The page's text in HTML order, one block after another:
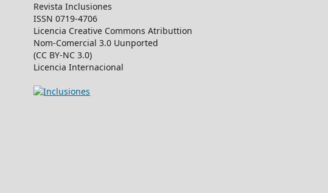
Revista Inclusiones
ISSN 0719-4706
Licencia Creative Commons Atributtion
Nom-Comercial 3.0 Uunported
(CC BY-NC 3.0)
Licencia Internacional